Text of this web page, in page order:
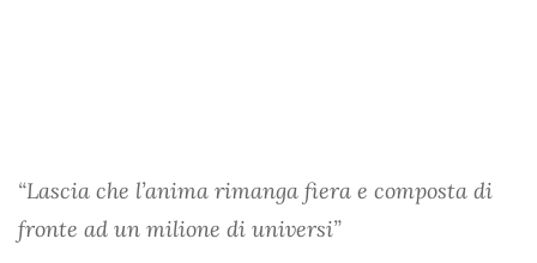
“Lascia che l’anima rimanga fiera e composta di
fronte ad un milione di universi”